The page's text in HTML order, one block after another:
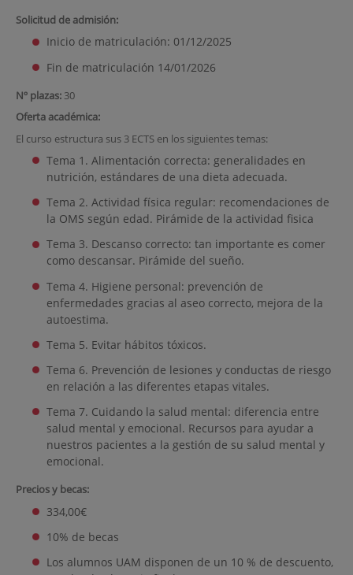
Solicitud de admisión:
Inicio de matriculación: 01/12/2025
Fin de matriculación 14/01/2026
Nº plazas:30
Oferta académica:
El curso estructura sus 3 ECTS en los siguientes temas:
Tema 1. Alimentación correcta: generalidades en
nutrición, estándares de una dieta adecuada.
Tema 2. Actividad física regular: recomendaciones de
la OMS según edad. Pirámide de la actividad fisica
Tema 3. Descanso correcto: tan importante es comer
como descansar. Pirámide del sueño.
Tema 4. Higiene personal: prevención de
enfermedades gracias al aseo correcto, mejora de la
autoestima.
Tema 5. Evitar hábitos tóxicos.
Tema 6. Prevención de lesiones y conductas de riesgo
en relación a las diferentes etapas vitales.
Tema 7. Cuidando la salud mental: diferencia entre
salud mental y emocional. Recursos para ayudar a
nuestros pacientes a la gestión de su salud mental y
emocional.
Precios y becas:
334,00€
10% de becas
Los alumnos UAM disponen de un 10 % de descuento,